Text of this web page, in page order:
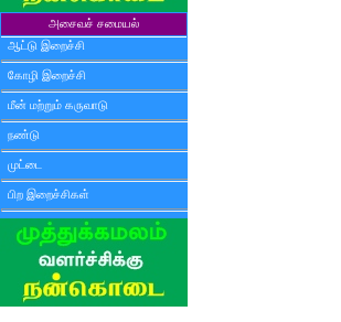
அசைவச் சமையல்
ஆட்டு இறைச்சி
கோழி இறைச்சி
மீன் மற்றும் கருவாடு
நண்டு
முட்டை
பிற இறைச்சிகள்